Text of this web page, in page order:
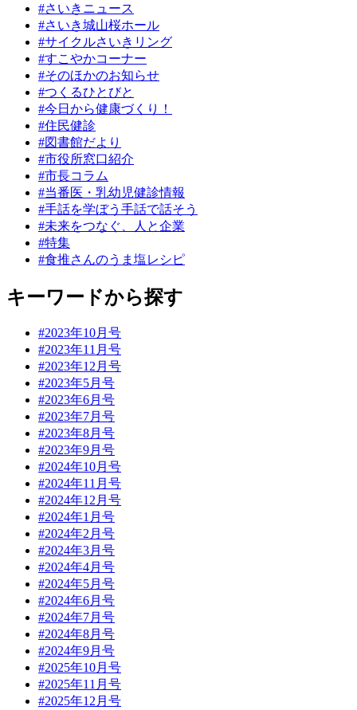
#さいきニュース
#さいき城山桜ホール
#サイクルさいきリング
#すこやかコーナー
#そのほかのお知らせ
#つくるひとびと
#今日から健康づくり！
#住民健診
#図書館だより
#市役所窓口紹介
#市長コラム
#当番医・乳幼児健診情報
#手話を学ぼう手話で話そう
#未来をつなぐ、人と企業
#特集
#食推さんのうま塩レシピ
キーワードから探す
#2023年10月号
#2023年11月号
#2023年12月号
#2023年5月号
#2023年6月号
#2023年7月号
#2023年8月号
#2023年9月号
#2024年10月号
#2024年11月号
#2024年12月号
#2024年1月号
#2024年2月号
#2024年3月号
#2024年4月号
#2024年5月号
#2024年6月号
#2024年7月号
#2024年8月号
#2024年9月号
#2025年10月号
#2025年11月号
#2025年12月号